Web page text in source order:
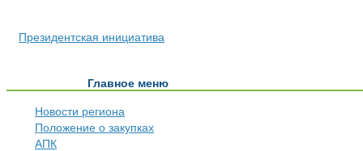
Президентская инициатива
Главное меню
Новости региона
Положение о закупках
АПК